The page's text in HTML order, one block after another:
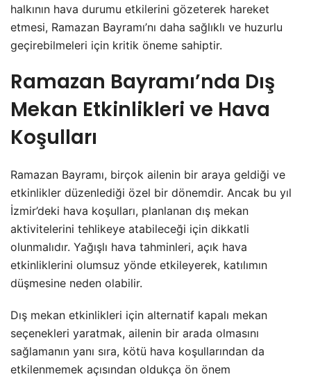
halkının hava durumu etkilerini gözeterek hareket
etmesi, Ramazan Bayramı’nı daha sağlıklı ve huzurlu
geçirebilmeleri için kritik öneme sahiptir.
Ramazan Bayramı’nda Dış
Mekan Etkinlikleri ve Hava
Koşulları
Ramazan Bayramı, birçok ailenin bir araya geldiği ve
etkinlikler düzenlediği özel bir dönemdir. Ancak bu yıl
İzmir’deki hava koşulları, planlanan dış mekan
aktivitelerini tehlikeye atabileceği için dikkatli
olunmalıdır. Yağışlı hava tahminleri, açık hava
etkinliklerini olumsuz yönde etkileyerek, katılımın
düşmesine neden olabilir.
Dış mekan etkinlikleri için alternatif kapalı mekan
seçenekleri yaratmak, ailenin bir arada olmasını
sağlamanın yanı sıra, kötü hava koşullarından da
etkilenmemek açısından oldukça ön önem